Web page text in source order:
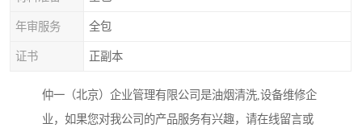
年审服务 全包
证书 正副本
仲一（北京）企业管理有限公司是油烟清洗,设备维修企
业，如果您对我公司的产品服务有兴趣，请在线留言或